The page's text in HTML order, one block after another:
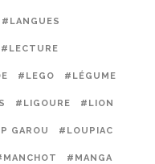
#LANGUES
#LECTURE
#LEGO #LÉGUME
#LIGOURE #LION
GAROU #LOUPIAC
#MANGA